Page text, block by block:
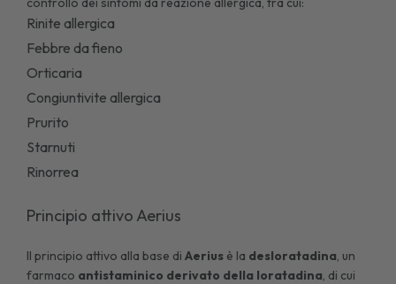
Rinite allergica
Febbre da fieno
Orticaria
Congiuntivite allergica
Prurito
Starnuti
Rinorrea
Principio attivo Aerius
Il principio attivo alla base diAerius è la desloratadina, un
farmaco antistaminico derivato della loratadina, di cui